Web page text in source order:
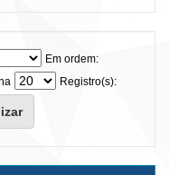
Em ordem:
Registro(s):